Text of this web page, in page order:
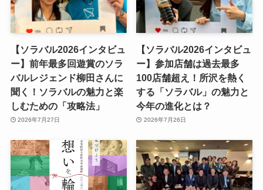
【ソラバル2026インタビュ
ー】前年最多回遊賞のソラ
バルレジェンド柳田さんに
聞く！ソラバルの魅力と楽
しむための「攻略法」
2026年7月27日
【ソラバル2026インタビュ
ー】参加店舗は過去最多
100店舗超え！所沢を熱く
する「ソラバル」の魅力と
今年の進化とは？
2026年7月26日